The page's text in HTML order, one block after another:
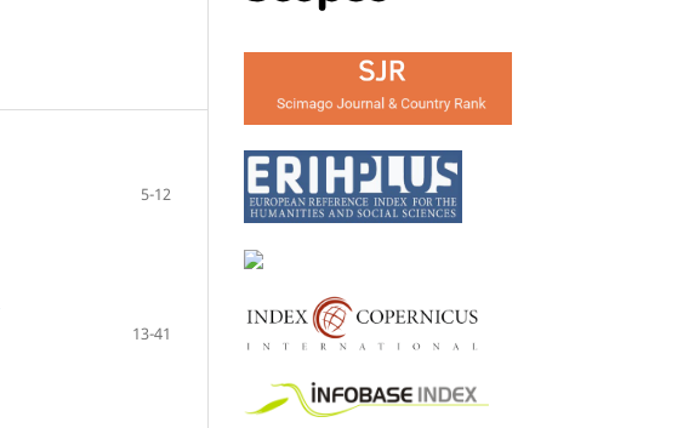
5-12
13-41